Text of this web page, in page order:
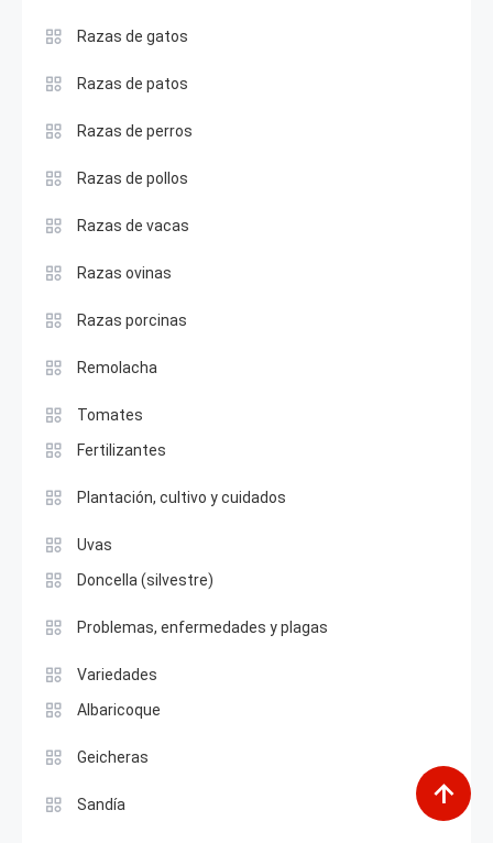
Razas de gatos
Razas de patos
Razas de perros
Razas de pollos
Razas de vacas
Razas ovinas
Razas porcinas
Remolacha
Tomates
Fertilizantes
Plantación, cultivo y cuidados
Uvas
Doncella (silvestre)
Problemas, enfermedades y plagas
Variedades
Albaricoque
Geicheras
Sandía